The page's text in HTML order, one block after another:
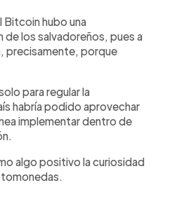
Bitcoin hubo una
los salvadoreños, pues a
precisamente, porque
para regular la
habría podido aprovechar
implementar dentro de
algo positivo la curiosidad